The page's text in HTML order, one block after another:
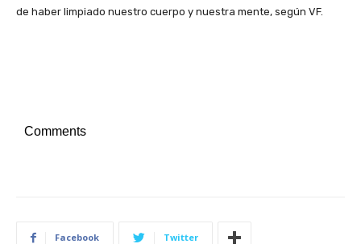
de haber limpiado nuestro cuerpo y nuestra mente, según VF.
Comments
Facebook Twitter